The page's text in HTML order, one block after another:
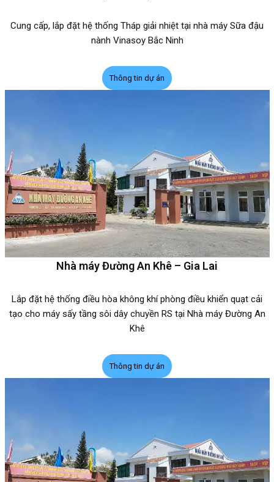
Cung cấp, lắp đặt hệ thống Tháp giải nhiệt tại nhà máy Sữa đậu
nành Vinasoy Bắc Ninh
Thông tin dự án
Nhà máy Đường An Khê – Gia Lai
Lắp đặt hệ thống điều hòa không khí phòng điều khiển quạt cải
tạo cho máy sấy tầng sôi dây chuyền RS tại Nhà máy Đường An
Khê
Thông tin dự án